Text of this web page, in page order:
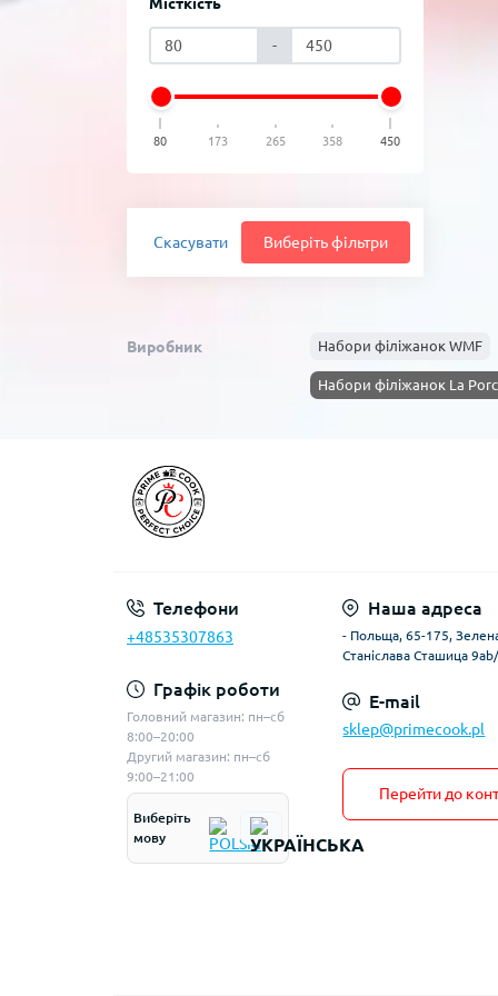
Місткість
-
80 173 265 358 450
Скасувати Виберіть фільтри
Виробник Набори філіжанок WMF
Набори філіжанок La
Телефони
+48535307863
Графік роботи
Головний магазин: пн–сб
8:00–20:00
Другий магазин: пн–сб
9:00–21:00
Виберіть
мову
Наша адреса
- Польща, 65-175,
Станіслава Сташица
E-mail
sklep@primecook.pl
Перейти до